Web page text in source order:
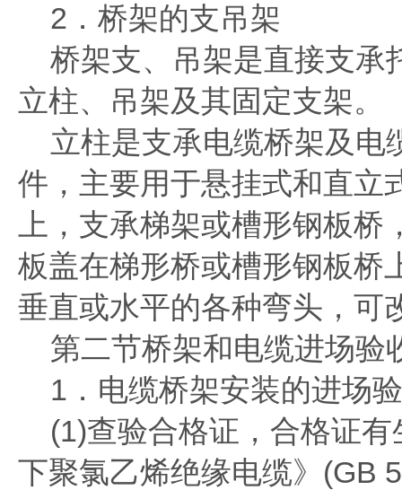
2．桥架的支吊架
桥架支、吊架是直接支承
立柱、吊架及其固定支架。
立柱是支承电缆桥架及电
件，主要用于悬挂式和直立
上，支承梯架或槽形钢板
板盖在梯形桥或槽形钢板桥
垂直或水平的各种弯头，可
第二节桥架和电缆进场验
1．电缆桥架安装的进场
(1)查验合格证，合格证有
下聚氯乙烯绝缘电缆》(GB